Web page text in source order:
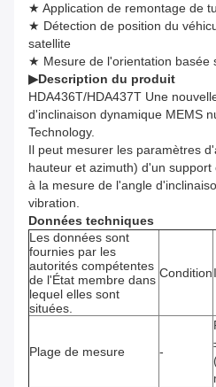
★ Application de remontage de
★ Détection de position du
satellite
★ Mesure de l'orientation basée
▶Description du produit
HDA436T/HDA437T Une
d'inclinaison dynamique MEMS
Technology.
Il peut mesurer les paramètres
hauteur et azimuth) d'un
à la mesure de l'angle
vibration.
Données techniques
Les données sont
fournies par les
autorités compétentes
de l'État membre dans
lequel elles sont
situées.
Condition
Plage de mesure -